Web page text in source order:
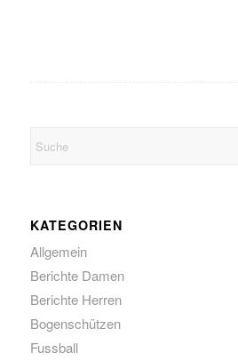
KATEGORIEN
Allgemein
Berichte Damen
Berichte Herren
Bogenschützen
Fussball